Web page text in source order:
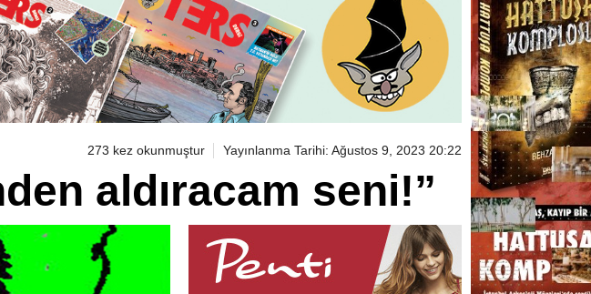
273 kez okunmuştur Yayınlanma Tarihi: Ağustos 9, 2023 20:22
aldıracam seni!”